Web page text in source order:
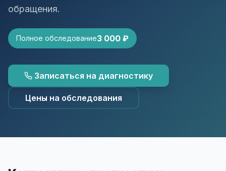
обращения.
Полное обследование3 000 ₽
Записаться на диагностику
Цены на обследования
Детская офтальмология